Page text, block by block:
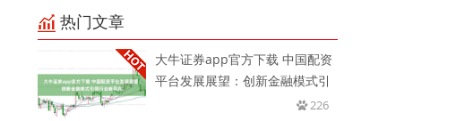
热门文章
大牛证券app官方下载 中国配资
平台发展展望：创新金融模式引
226